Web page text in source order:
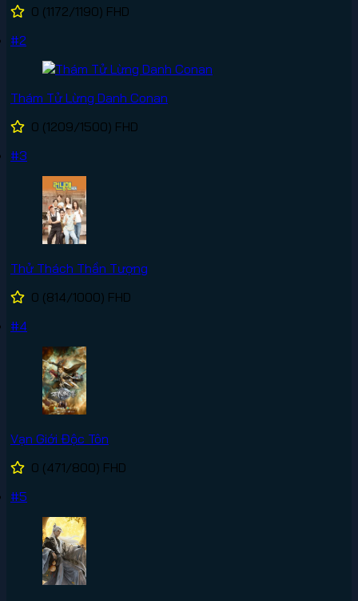
0 (1172/1190) FHD
#2
Thám Tử Lừng Danh Conan
0 (1209/1500) FHD
#3
Thử Thách Thần Tượng
0 (814/1000) FHD
#4
Vạn Giới Độc Tôn
0 (471/800) FHD
#5